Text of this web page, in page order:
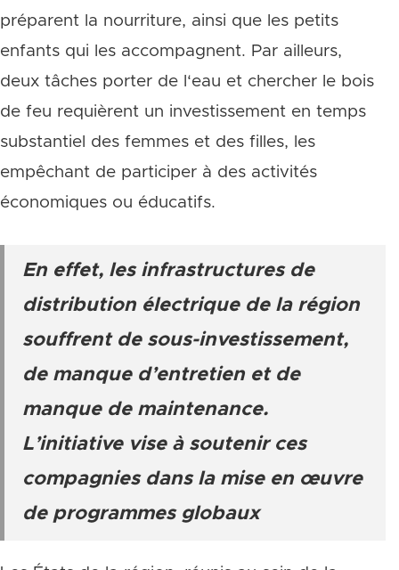
préparent la nourriture, ainsi que les petits
enfants qui les accompagnent. Par ailleurs,
deux tâches porter de l‘eau et chercher le bois
de feu requièrent un investissement en temps
substantiel des femmes et des filles, les
empêchant de participer à des activités
économiques ou éducatifs.
En effet, les infrastructures de
distribution électrique de la région
souffrent de sous-investissement,
de manque d’entretien et de
manque de maintenance.
L’initiative vise à soutenir ces
compagnies dans la mise en œuvre
de programmes globaux